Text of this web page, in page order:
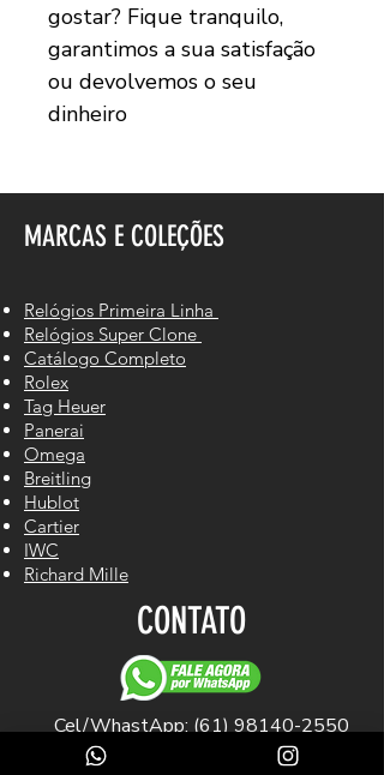
gostar? Fique tranquilo,
garantimos a sua satisfação
ou devolvemos o seu
dinheiro
MARCAS E COLEÇÕES
Relógios Primeira Linha
Relógios Super Clone
Catálogo Completo
Rolex
Tag Heuer
Panerai
Omega
Breitling
Hublot
Cartier
IWC
Richard Mille
CONTATO
Cel/WhastApp: (61) 98140-2550